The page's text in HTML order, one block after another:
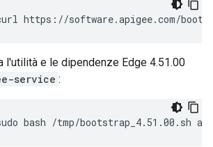
https://software.apigee.com/
l'utilità e le dipendenze Edge 4.51.00
service :
bash /tmp/bootstrap_4.51.00.sh